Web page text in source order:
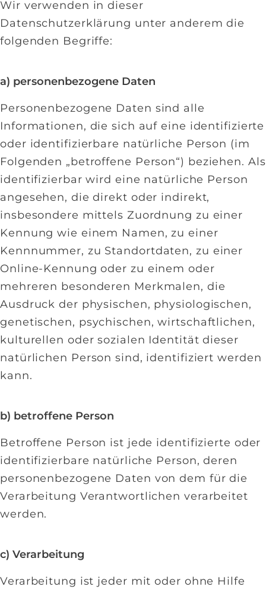
Wir verwenden in dieser
Datenschutzerklärung unter anderem die
folgenden Begriffe:
a) personenbezogene Daten
Personenbezogene Daten sind alle
Informationen, die sich auf eine identifizierte
oder identifizierbare natürliche Person (im
Folgenden „betroffene Person“) beziehen. Als
identifizierbar wird eine natürliche Person
angesehen, die direkt oder indirekt,
insbesondere mittels Zuordnung zu einer
Kennung wie einem Namen, zu einer
Kennnummer, zu Standortdaten, zu einer
Online-Kennung oder zu einem oder
mehreren besonderen Merkmalen, die
Ausdruck der physischen, physiologischen,
genetischen, psychischen, wirtschaftlichen,
kulturellen oder sozialen Identität dieser
natürlichen Person sind, identifiziert werden
kann.
b) betroffene Person
Betroffene Person ist jede identifizierte oder
identifizierbare natürliche Person, deren
personenbezogene Daten von dem für die
Verarbeitung Verantwortlichen verarbeitet
werden.
c) Verarbeitung
Verarbeitung ist jeder mit oder ohne Hilfe